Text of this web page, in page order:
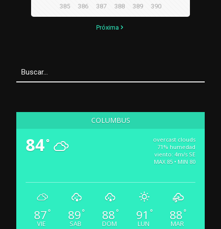
385 386 387 388 389 390
Próxima
COLUMBUS
84°
overcast clouds
71% humedad
viento: 4m/s SE
MAX 85 • MIN 80
87 °
VIE
89 °
SAB
88 °
DOM
91 °
LUN
88 °
MAR